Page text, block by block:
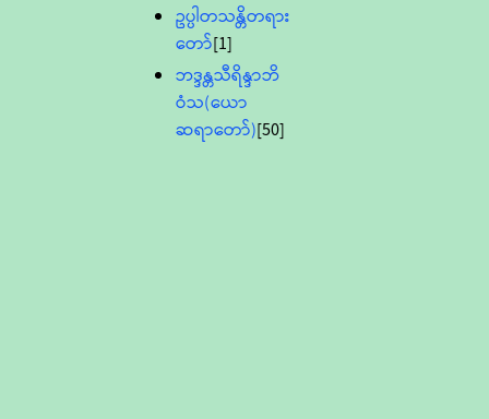
ဥပ္ပါတသန္တိတရား
တော်[1]
ဘဒ္ဒန္တသီရိန္ဒာဘိ
ဝံသ(ယော
ဆရာတော်)[50]